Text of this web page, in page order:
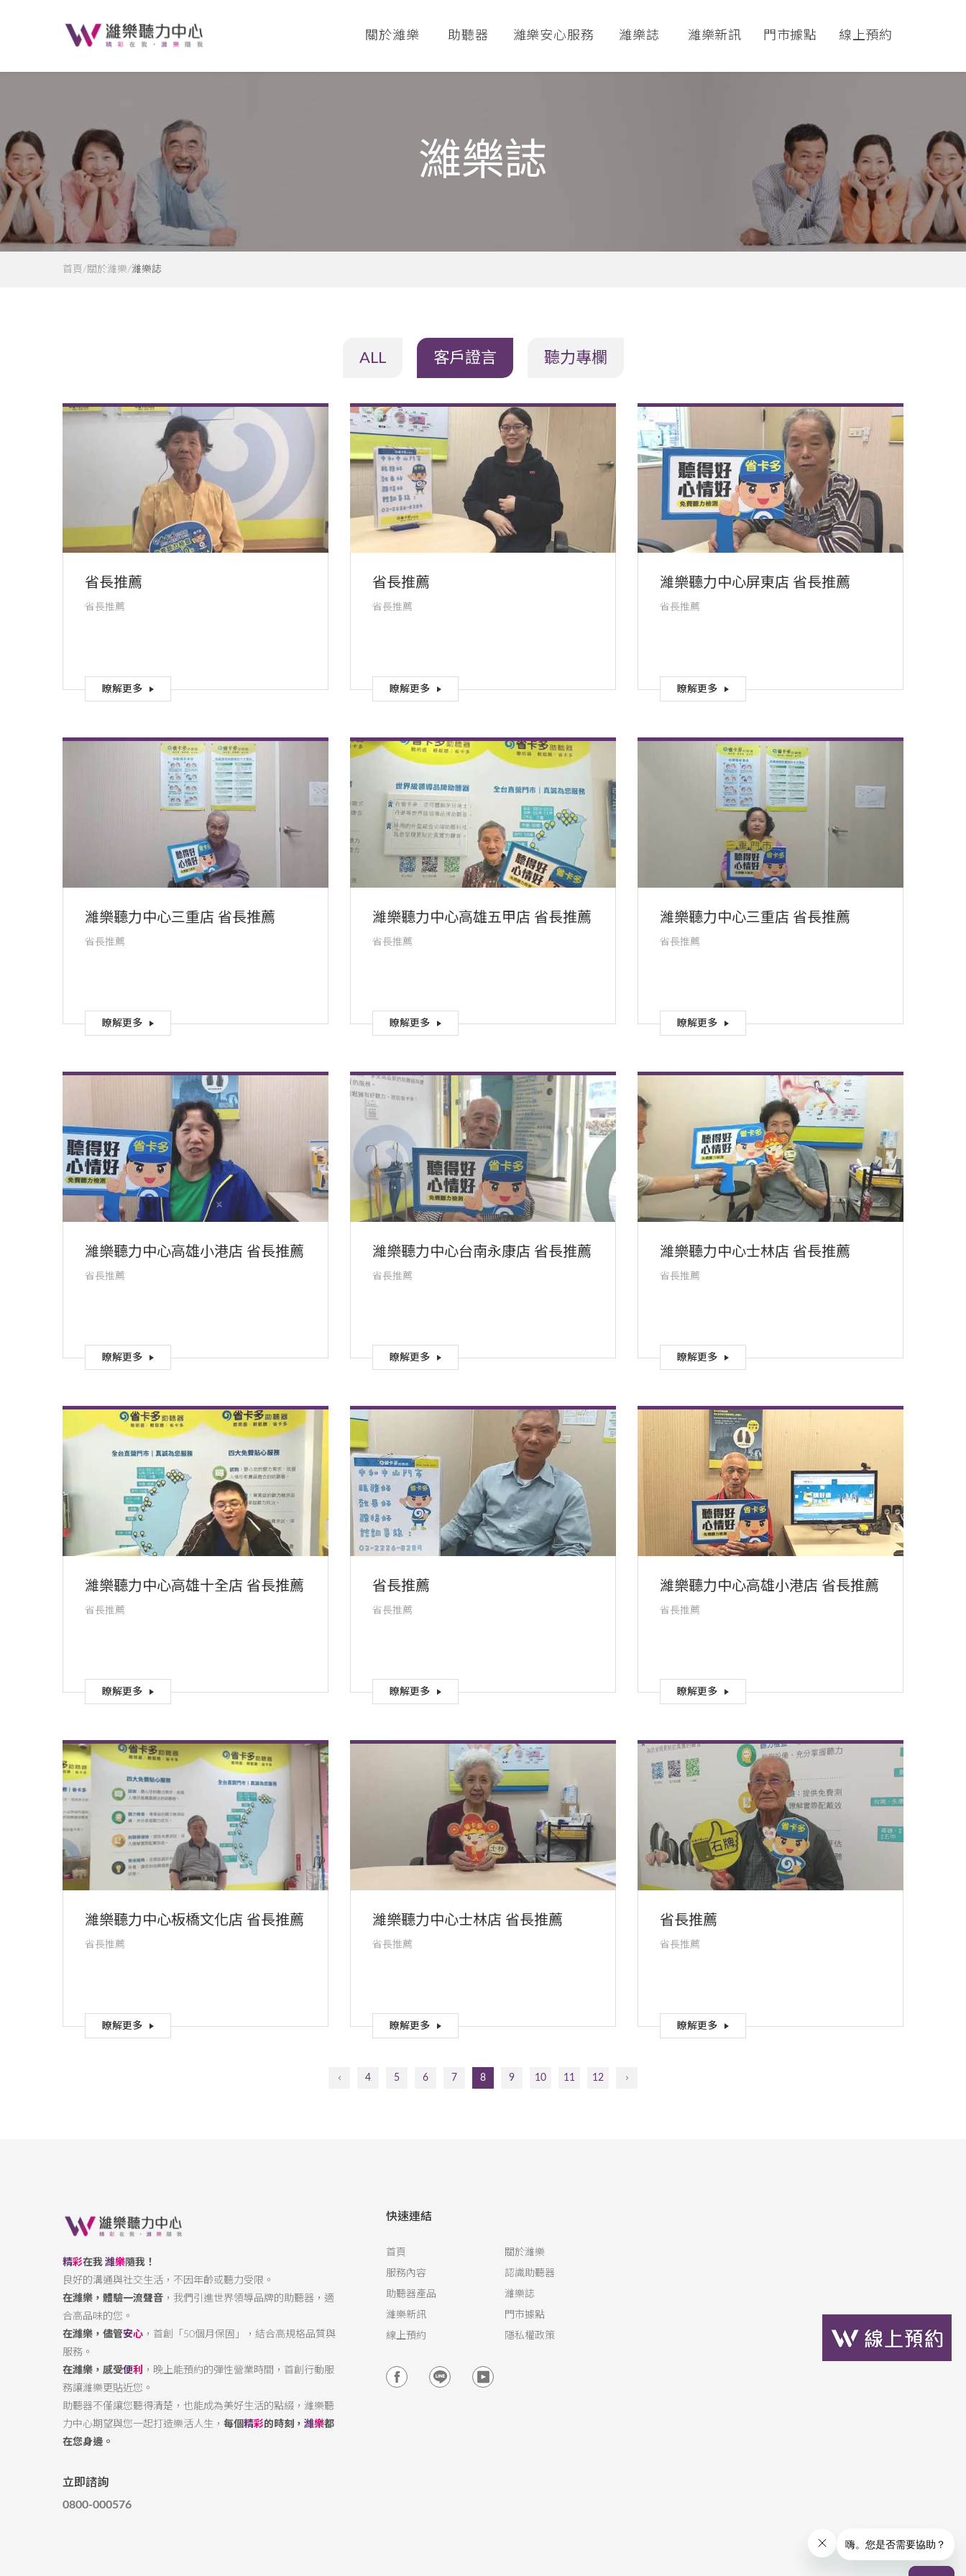
關於濰樂 助聽器 濰樂安心服務 濰樂誌 濰樂新訊 門市據點 線上預約
濰樂誌
首頁 關於濰樂 濰樂誌
ALL 客戶證言 聽力專欄
省長推薦
省長推薦
瞭解更多
省長推薦
省長推薦
瞭解更多
濰樂聽力中心屏東店 省長推薦
省長推薦
瞭解更多
濰樂聽力中心三重店 省長推薦
省長推薦
瞭解更多
濰樂聽力中心高雄五甲店 省長推薦
省長推薦
瞭解更多
濰樂聽力中心三重店 省長推薦
省長推薦
瞭解更多
濰樂聽力中心高雄小港店 省長推薦
省長推薦
瞭解更多
濰樂聽力中心台南永康店 省長推薦
省長推薦
瞭解更多
濰樂聽力中心士林店 省長推薦
省長推薦
瞭解更多
濰樂聽力中心高雄十全店 省長推薦
省長推薦
瞭解更多
省長推薦
省長推薦
瞭解更多
濰樂聽力中心高雄小港店 省長推薦
省長推薦
瞭解更多
濰樂聽力中心板橋文化店 省長推薦
省長推薦
瞭解更多
濰樂聽力中心士林店 省長推薦
省長推薦
瞭解更多
省長推薦
省長推薦
瞭解更多
4 5 6 7 8 9 10 11 12
精彩在我 濰樂隨我！
良好的溝通與社交生活，不因年齡或聽力受限。
在濰樂，體驗一流聲音 ，我們引進世界領導品牌的助聽器，適
合高品味的您。
在濰樂，儘管安心 ，首創「50個月保固」，結合高規格品質與
服務。
在濰樂，感受便利 ，晚上能預約的彈性營業時間，首創行動服
務讓濰樂更貼近您。
助聽器不僅讓您聽得清楚，也能成為美好生活的點綴，濰樂聽
力中心期望與您一起打造樂活人生， 每個精彩的時刻， 濰樂都
在您身邊。
立即諮詢
0800-000576
快速連結
首頁 關於濰樂
服務內容 認識助聽器
助聽器產品 濰樂誌
濰樂新訊 門市據點
線上預約 隱私權政策